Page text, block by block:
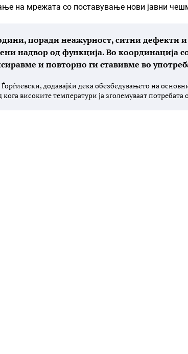
на мрежата со поставување нови јавни
поради неажурност, ситни дефекти
надвор од функција. Во координација
и повторно ги ставивме во
додавајќи дека обезбедувањето на
високите температури ја зголемуваат потребата